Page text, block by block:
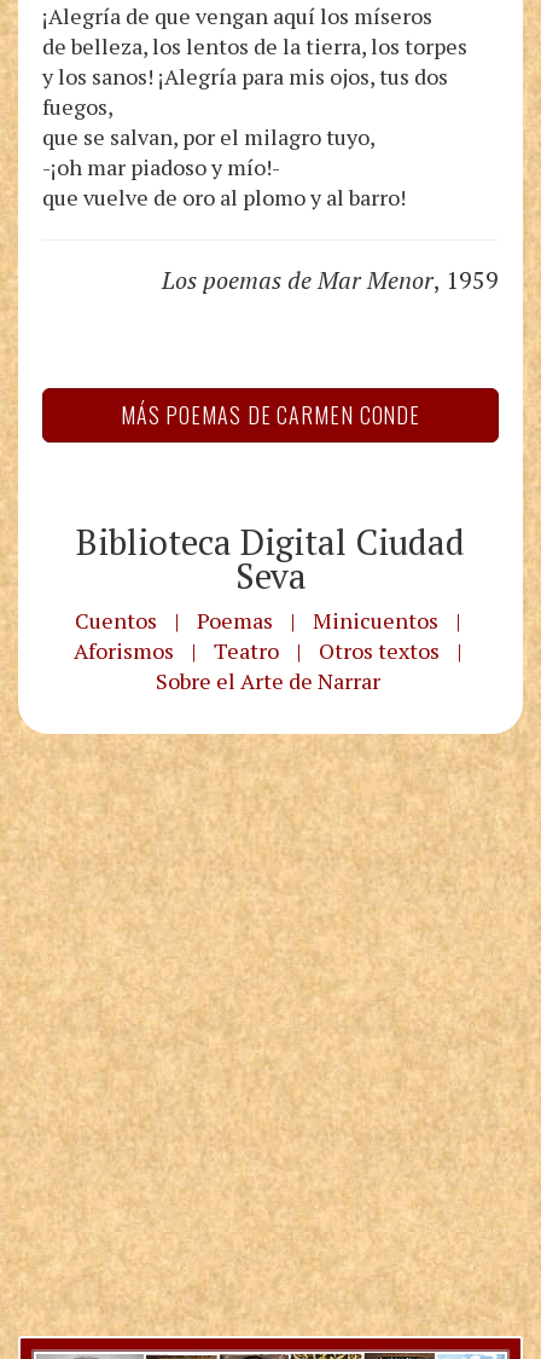
¡Alegría de que vengan aquí los míseros
de belleza, los lentos de la tierra, los torpes
y los sanos! ¡Alegría para mis ojos, tus dos
fuegos,
que se salvan, por el milagro tuyo,
-¡oh mar piadoso y mío!-
que vuelve de oro al plomo y al barro!
Los poemas de Mar Menor, 1959
MÁS POEMAS DE CARMEN CONDE
Biblioteca Digital Ciudad
Seva
Cuentos | Poemas | Minicuentos
|
Aforismos
| Teatro | Otros textos
|
Sobre el Arte de Narrar